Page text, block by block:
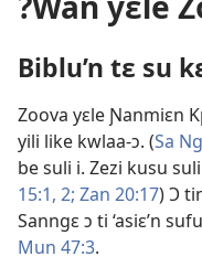
Biblu’n tɛ su
Zoova yɛle Ɲanmiɛn
yili like kwlaa-ɔ. (Sa
be suli i. Zezi kusu
15:1, 2; Zan 20:17) Ɔ
Sanngɛ ɔ ti ‘asiɛ’n
Mun 47:3.